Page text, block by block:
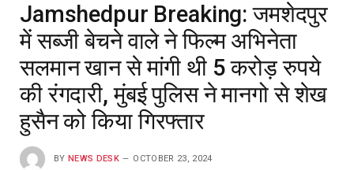
Jamshedpur Breaking: जमशेदपुर
में सब्जी बेचने वाले ने फिल्म अभिनेता
सलमान खान से मांगी थी 5 करोड़ रुपये
की रंगदारी, मुंबई पुलिस ने मानगो से शेख
हुसैन को किया गिरफ्तार
BY NEWS DESK OCTOBER 23, 2024